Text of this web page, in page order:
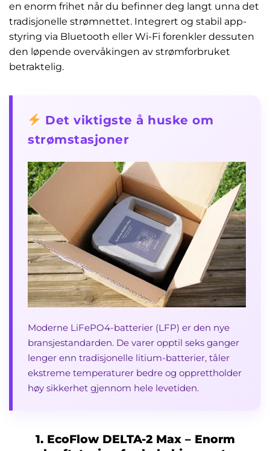
en enorm frihet når du befinner deg langt unna det
tradisjonelle strømnettet. Integrert og stabil app-
styring via Bluetooth eller Wi-Fi forenkler dessuten
den løpende overvåkingen av strømforbruket
betraktelig.
Det viktigste å huske om
strømstasjoner
Moderne LiFePO4-batterier (LFP) er den nye
bransjestandarden. De varer opptil seks ganger
lenger enn tradisjonelle litium-batterier, tåler
ekstreme temperaturer bedre og opprettholder
høy sikkerhet gjennom hele levetiden.
1. EcoFlow DELTA-2 Max – Enorm